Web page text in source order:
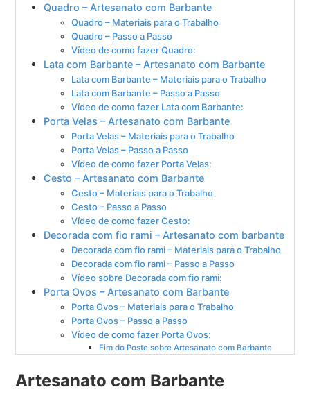
Quadro – Artesanato com Barbante
Quadro – Materiais para o Trabalho
Quadro – Passo a Passo
Vídeo de como fazer Quadro:
Lata com Barbante – Artesanato com Barbante
Lata com Barbante – Materiais para o Trabalho
Lata com Barbante – Passo a Passo
Vídeo de como fazer Lata com Barbante:
Porta Velas – Artesanato com Barbante
Porta Velas – Materiais para o Trabalho
Porta Velas – Passo a Passo
Vídeo de como fazer Porta Velas:
Cesto – Artesanato com Barbante
Cesto – Materiais para o Trabalho
Cesto – Passo a Passo
Vídeo de como fazer Cesto:
Decorada com fio rami – Artesanato com barbante
Decorada com fio rami – Materiais para o Trabalho
Decorada com fio rami – Passo a Passo
Vídeo sobre Decorada com fio rami:
Porta Ovos – Artesanato com Barbante
Porta Ovos – Materiais para o Trabalho
Porta Ovos – Passo a Passo
Vídeo de como fazer Porta Ovos:
Fim do Poste sobre Artesanato com Barbante
Artesanato com Barbante